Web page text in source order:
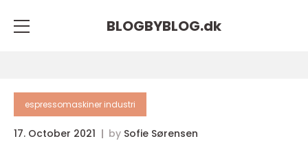
BLOGBYBLOG.dk
espressomaskiner industri
17. October 2021 by Sofie Sørensen